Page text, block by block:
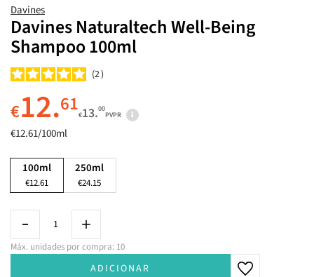
Davines
Davines Naturaltech Well-Being
Shampoo 100ml
2
€12.61€13.00
PVPR
€12.61/100ml
100ml
€12.61
250ml
€24.15
Máx. unidades por compra: 10
ADICIONAR